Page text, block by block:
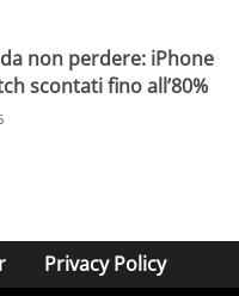
non perdere: iPhone
scontati fino all’80%
Privacy Policy